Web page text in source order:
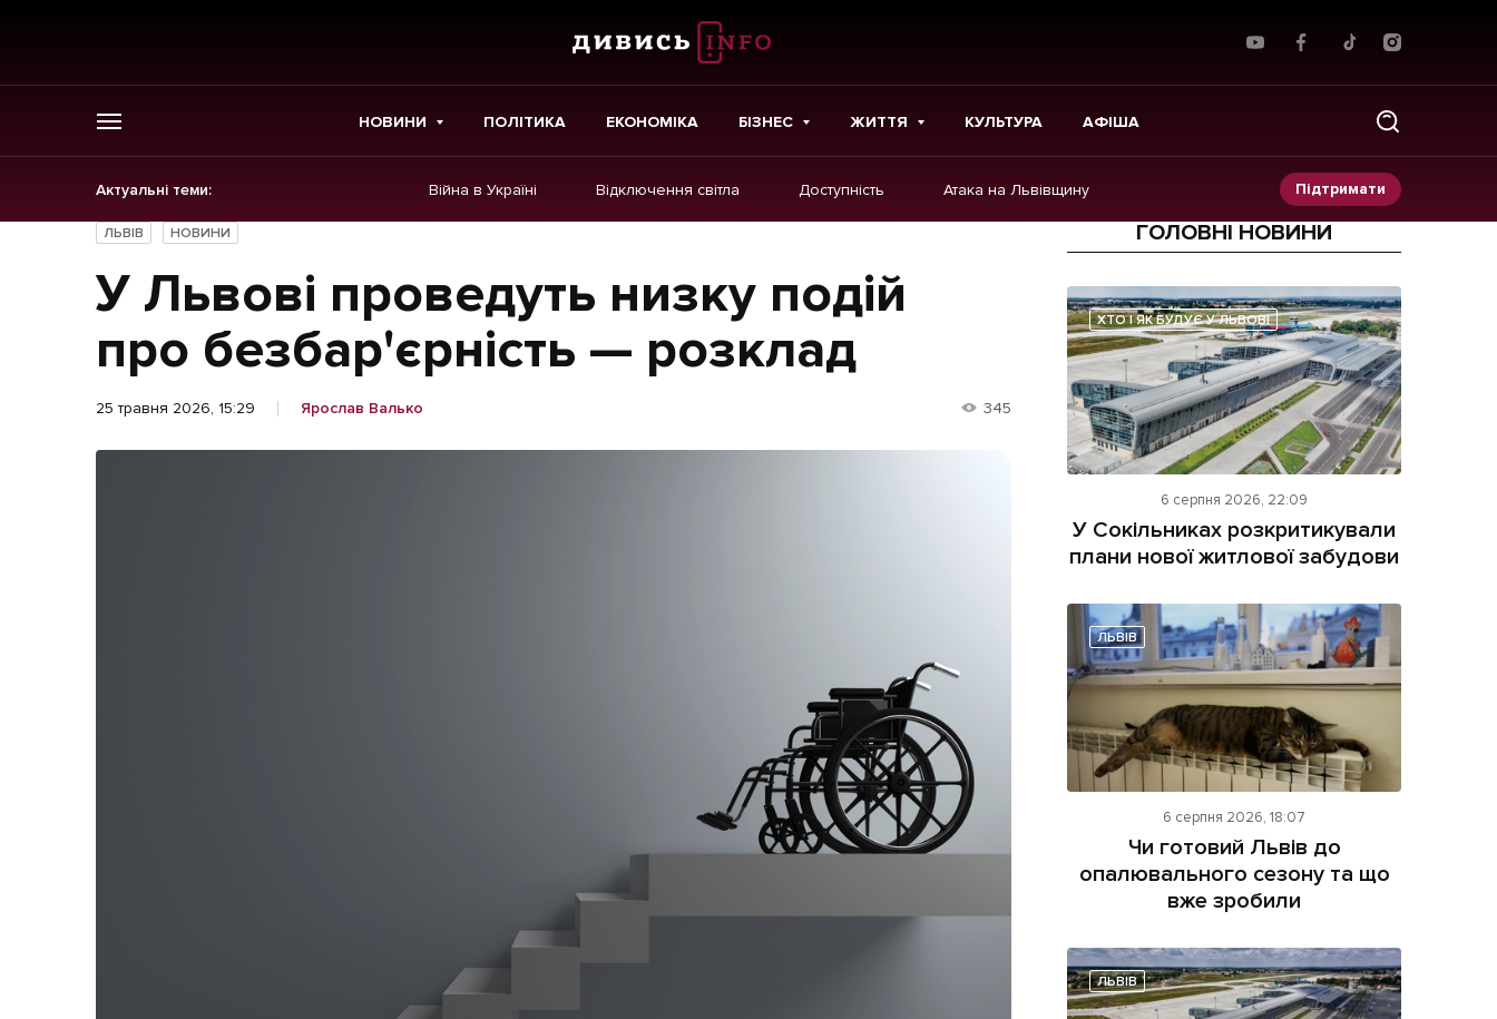
НОВИНИ ПОЛІТИКА ЕКОНОМІКА БІЗНЕС ЖИТТЯ КУЛЬТУРА АФІША
Актуальні теми: Війна в Україні Відключення світла Доступність Атака на Львівщину Підтримати
ГОЛОВНЕ
Новини
Політика
Економіка
Бізнес
Картки
Репортаж
Прес-релізи
Фото/Відео
Made in Lviv
[email protected]
Реклама на сайті
Політика конфіденційності
ЛЬВІВ НОВИНИ
У Львові проведуть низку подій
про безбар'єрність — розклад
25 травня 2026, 15:29 Ярослав Валько 345
ГОЛОВНІ НОВИНИ
ХТО І ЯК БУДУЄ У ЛЬВОВІ
6 серпня 2026, 22:09
У Сокільниках розкритикували
плани нової житлової забудови
ЛЬВІВ
6 серпня 2026, 18:07
Чи готовий Львів до
опалювального сезону та що
вже зробили
ЛЬВІВ